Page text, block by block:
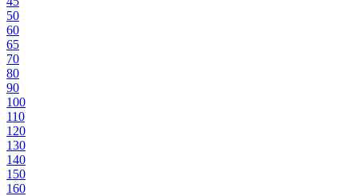
50
60
65
70
80
90
100
110
120
130
140
150
160